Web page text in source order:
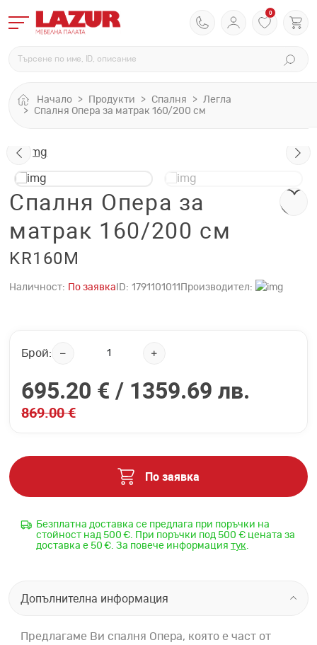
0
Начало Продукти Спалня
Легла
Спалня Опера за матрак 160/200 см
Спалня Опера за
матрак 160/200 см
KR160M
Наличност: По заявка ID: 1791101011 Производител:
Брой:
695.20 € / 1359.69 лв.
869.00 €
По заявка
Безплатна доставка се предлага при поръчки на
стойност над 500 €. При поръчки под 500 € цената за
доставка е 50 €. За повече информация тук.
Допълнителна информация
Предлагаме Ви спалня Опера, която е част от